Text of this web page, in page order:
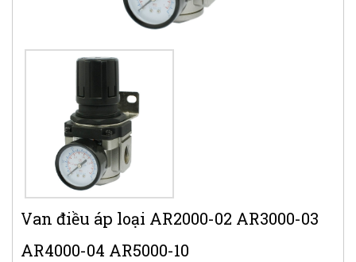
Van điều áp loại AR2000-02 AR3000-03
AR4000-04 AR5000-10